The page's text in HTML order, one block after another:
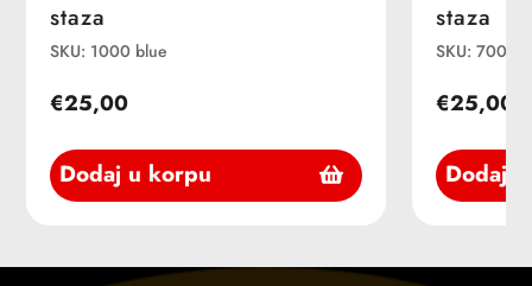
staza
SKU: 1000 blue
€25,00
Dodaj u korpu
staza
SKU:
€25,00
Dodaj